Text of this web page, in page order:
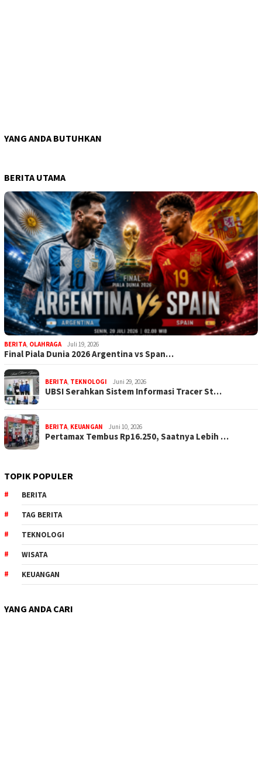
YANG ANDA BUTUHKAN
BERITA UTAMA
BERITA OLAHRAGA Juli 19, 2026
Final Piala Dunia 2026 Argentina vs Span…
BERITA TEKNOLOGI Juni 29, 2026
UBSI Serahkan Sistem Informasi Tracer St…
BERITA KEUANGAN Juni 10, 2026
Pertamax Tembus Rp16.250, Saatnya Lebih …
TOPIK POPULER
BERITA
TAG BERITA
TEKNOLOGI
WISATA
KEUANGAN
YANG ANDA CARI